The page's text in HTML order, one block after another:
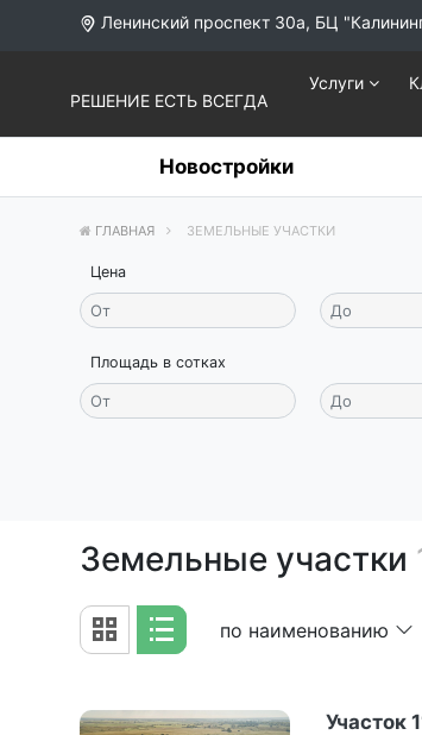
Ленинский проспект 30а, БЦ
РЕШЕНИЕ ЕСТЬ ВСЕГДА
Услуги
Новостройки
ГЛАВНАЯ ЗЕМЕЛЬНЫЕ УЧАСТКИ
Цена
Площадь в сотках
Земельные участки
по наименованию
Участок